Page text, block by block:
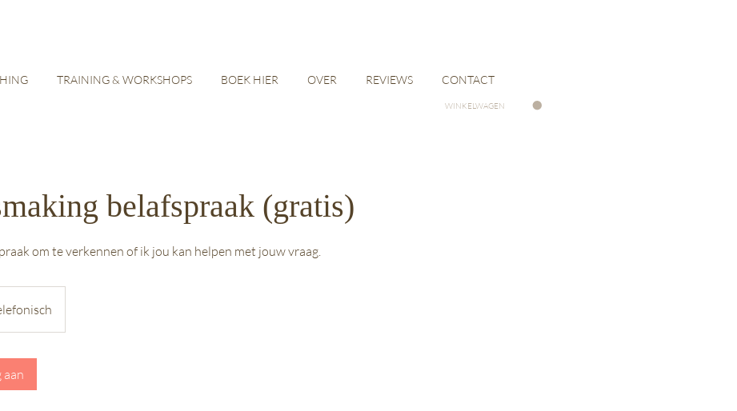
TRAINING & WORKSHOPS BOEK HIER OVER REVIEWS CONTACT
WINKELWAGEN
belafspraak (gratis)
om te verkennen of ik jou kan helpen met jouw vraag.
aan